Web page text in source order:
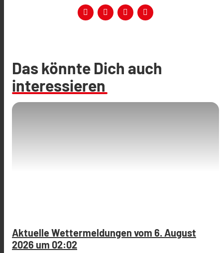
Das könnte Dich auch
interessieren
Aktuelle Wettermeldungen vom 6. August
2026 um 02:02